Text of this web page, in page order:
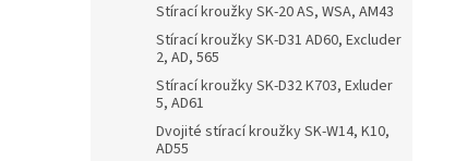
Stírací kroužky SK-20 AS, WSA, AM43
Stírací kroužky SK-D31 AD60, Excluder
2, AD, 565
Stírací kroužky SK-D32 K703, Exluder
5, AD61
Dvojité stírací kroužky SK-W14, K10,
AD55